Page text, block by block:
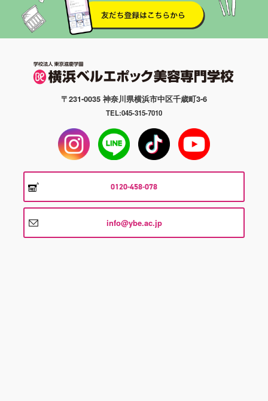
〒231-0035 神奈川県横浜市中区千歳町3-6
TEL:045-315-7010
0120-458-078
info@ybe.ac.jp